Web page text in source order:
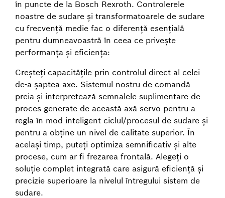
în puncte de la Bosch Rexroth. Controlerele
noastre de sudare și transformatoarele de sudare
cu frecvență medie fac o diferență esențială
pentru dumneavoastră în ceea ce privește
performanța și eficiența:
Creșteți capacitățile prin controlul direct al celei
de-a șaptea axe. Sistemul nostru de comandă
preia și interpretează semnalele suplimentare de
proces generate de această axă servo pentru a
regla în mod inteligent ciclul/procesul de sudare și
pentru a obține un nivel de calitate superior. În
același timp, puteți optimiza semnificativ și alte
procese, cum ar fi frezarea frontală. Alegeți o
soluție complet integrată care asigură eficiență și
precizie superioare la nivelul întregului sistem de
sudare.